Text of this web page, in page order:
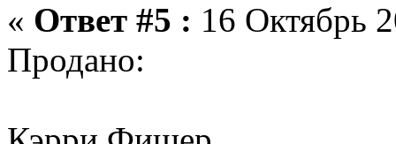
« Ответ #5 : 16 Октябрь
Продано: